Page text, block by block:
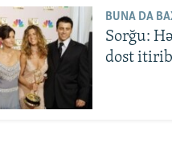
BUNA DA
Sorğu:
dost itirib